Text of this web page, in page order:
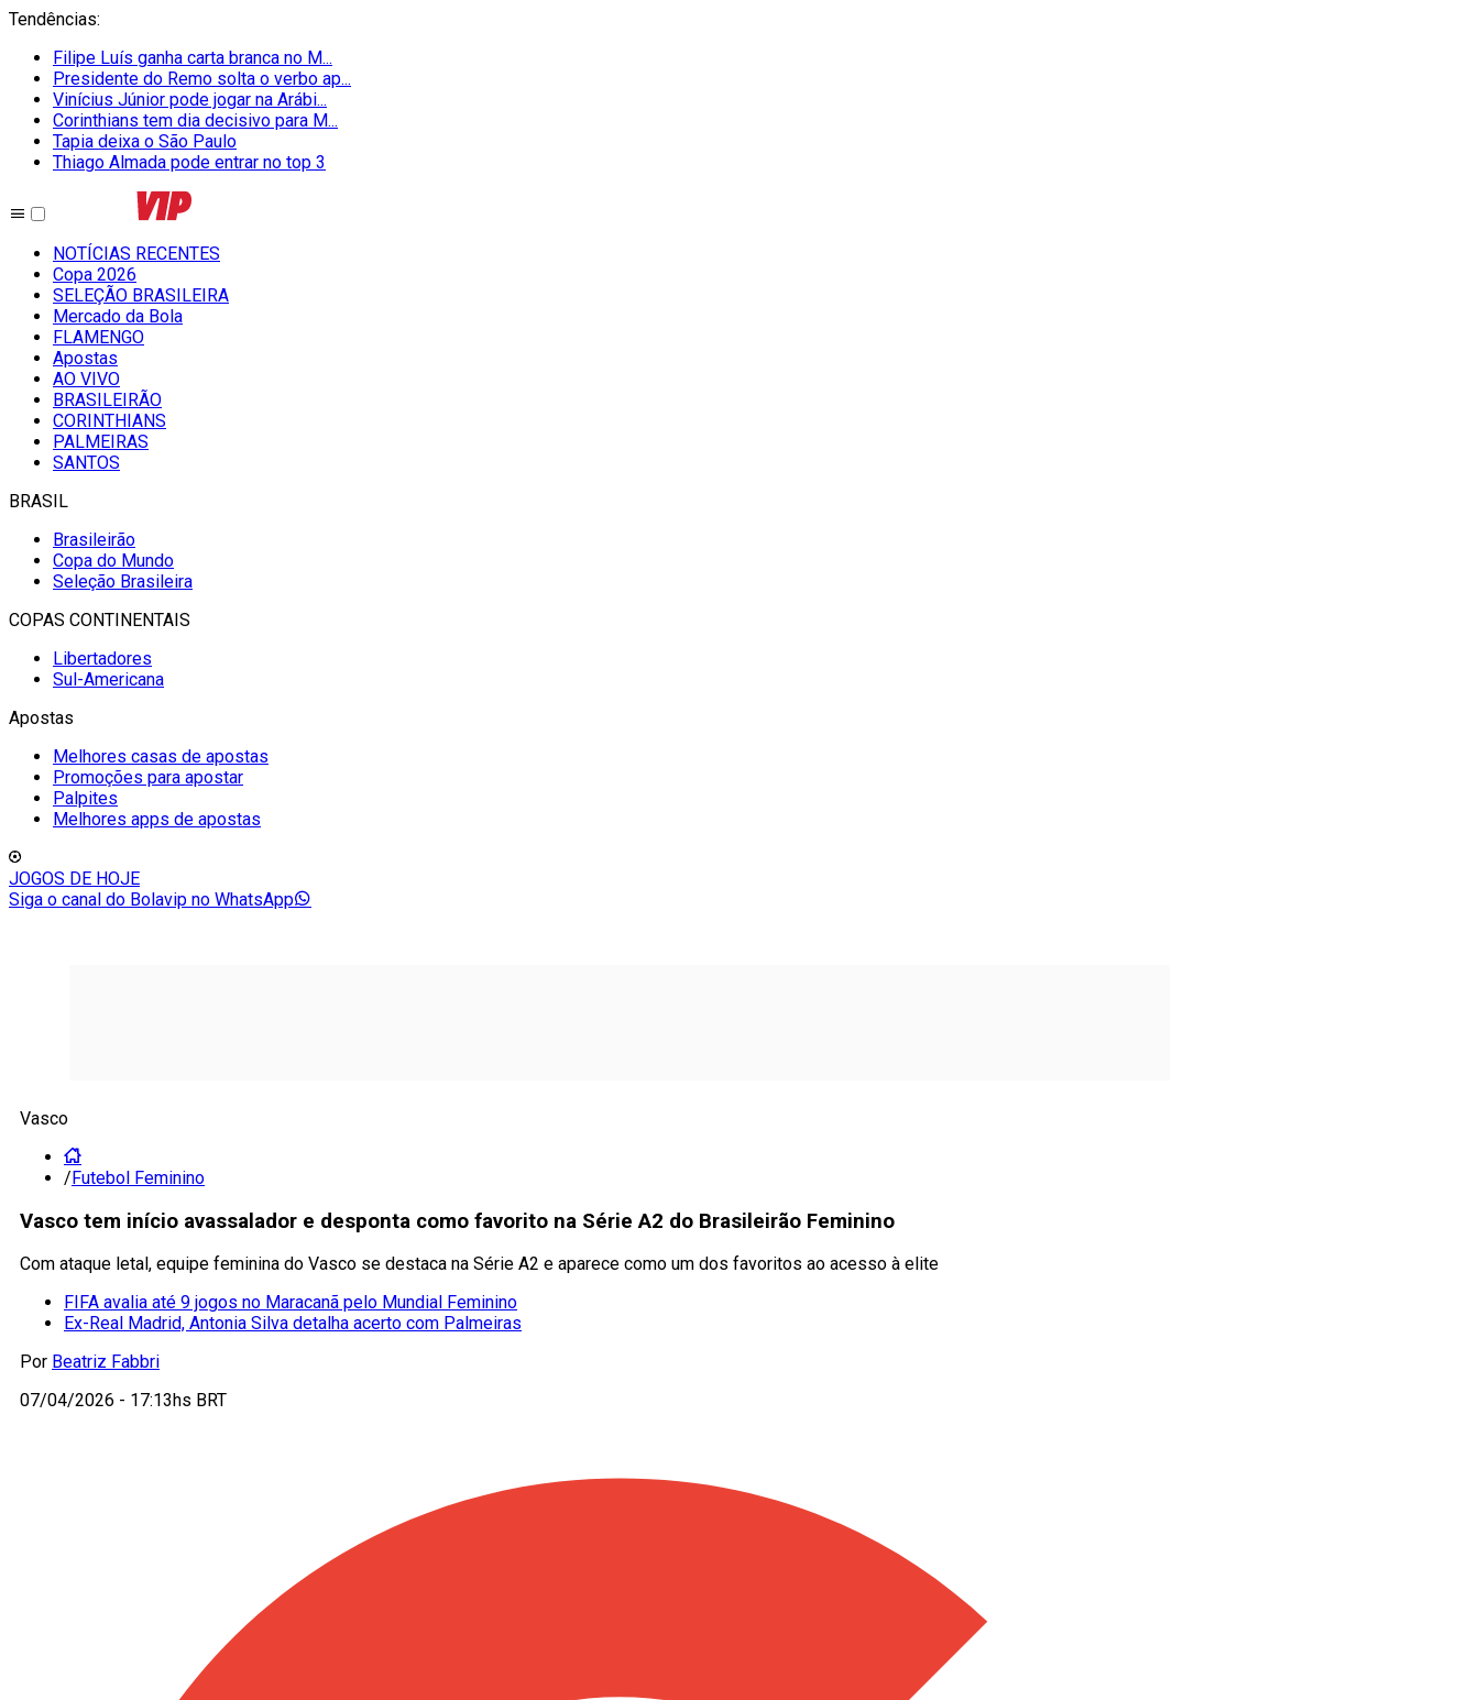
Tendências:
Filipe Luís ganha carta branca no M...
Presidente do Remo solta o verbo ap...
Vinícius Júnior pode jogar na Arábi...
Corinthians tem dia decisivo para M...
Tapia deixa o São Paulo
Thiago Almada pode entrar no top 3
NOTÍCIAS RECENTES
Copa 2026
SELEÇÃO BRASILEIRA
Mercado da Bola
FLAMENGO
Apostas
AO VIVO
BRASILEIRÃO
CORINTHIANS
PALMEIRAS
SANTOS
BRASIL
Brasileirão
Copa do Mundo
Seleção Brasileira
COPAS CONTINENTAIS
Libertadores
Sul-Americana
Apostas
Melhores casas de apostas
Promoções para apostar
Palpites
Melhores apps de apostas
JOGOS DE HOJE
Siga o canal do Bolavip no WhatsApp
Vasco
/Futebol Feminino
Vasco tem início avassalador e desponta como favorito na Série A2 do Brasileirão Feminino
Com ataque letal, equipe feminina do Vasco se destaca na Série A2 e aparece como um dos favoritos ao acesso à elite
FIFA avalia até 9 jogos no Maracanã pelo Mundial Feminino
Ex-Real Madrid, Antonia Silva detalha acerto com Palmeiras
Por Beatriz Fabbri
07/04/2026 - 17:13hs BRT